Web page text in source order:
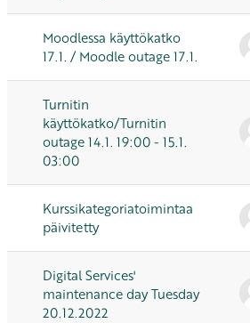
Moodlessa käyttökatko
17.1. / Moodle outage 17.1.
Turnitin
käyttökatko/Turnitin
outage 14.1. 19:00 - 15.1.
03:00
Kurssikategoriatoimintaa
päivitetty
Digital Services'
maintenance day Tuesday
20.12.2022